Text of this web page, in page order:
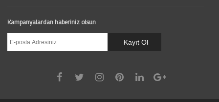
Kampanyalardan haberiniz olsun